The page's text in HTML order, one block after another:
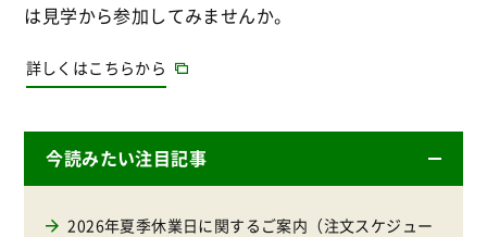
は見学から参加してみませんか。
詳しくはこちらから
今読みたい注目記事
2026年夏季休業日に関するご案内（注文スケジュー